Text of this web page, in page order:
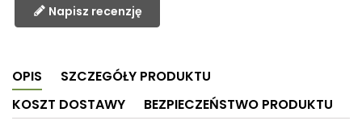
Napisz recenzję
OPIS
SZCZEGÓŁY PRODUKTU
KOSZT DOSTAWY
BEZPIECZEŃSTWO PRODUKTU